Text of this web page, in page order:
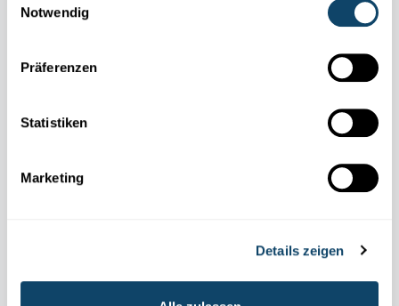
Notwendig
Präferenzen
Statistiken
Marketing
Details zeigen
Auch in dieser Rubrik